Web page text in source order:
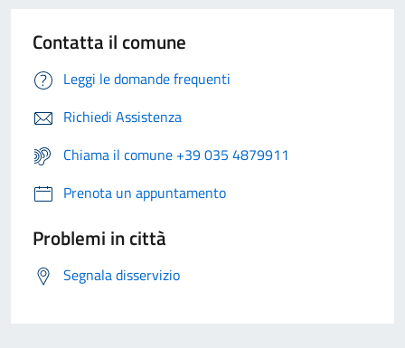
Contatta il comune
Leggi le domande frequenti
Richiedi Assistenza
Chiama il comune +39 035 4879911
Prenota un appuntamento
Problemi in città
Segnala disservizio